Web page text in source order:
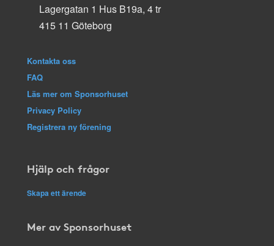
Lagergatan 1 Hus B19a, 4 tr
415 11 Göteborg
Kontakta oss
FAQ
Läs mer om Sponsorhuset
Privacy Policy
Registrera ny förening
Hjälp och frågor
Skapa ett ärende
Mer av Sponsorhuset